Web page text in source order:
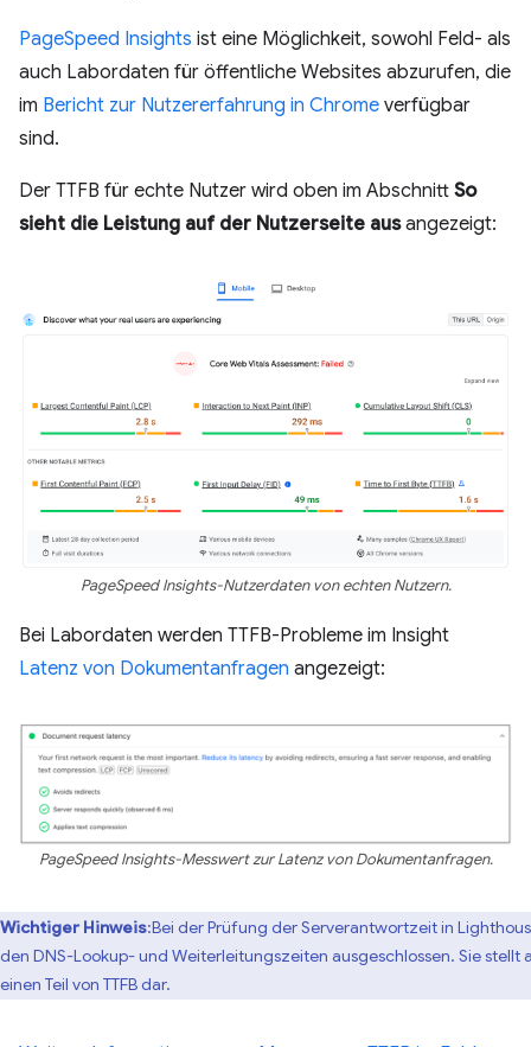
PageSpeed Insights ist eine Möglichkeit, sowohl Feld- als
auch Labordaten für öffentliche Websites abzurufen, die
im Bericht zur Nutzererfahrung in Chrome verfügbar
sind.
Der TTFB für echte Nutzer wird oben im Abschnitt So
sieht die Leistung auf der Nutzerseite ausangezeigt:
PageSpeed Insights-Nutzerdaten von echten Nutzern.
Bei Labordaten werden TTFB-Probleme im Insight
Latenz von Dokumentanfragen angezeigt:
PageSpeed Insights-Messwert zur Latenz von Dokumentanfragen.
Wichtiger Hinweis:Bei der Prüfung der Serverantwortzeit in
DNS-Lookup- und Weiterleitungszeiten ausgeschlossen. Sie stellt
Teil von TTFB dar.